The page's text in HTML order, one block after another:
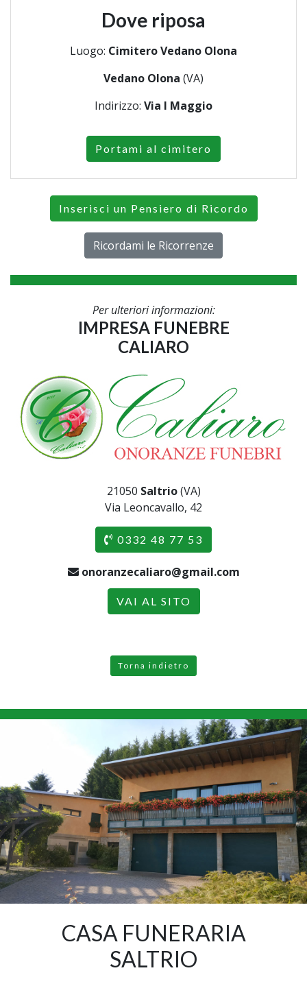
Dove riposa
Luogo: Cimitero Vedano Olona
Vedano Olona (VA)
Indirizzo: Via I Maggio
Portami al cimitero
Inserisci un Pensiero di Ricordo
Ricordami le Ricorrenze
Per ulteriori informazioni:
IMPRESA FUNEBRE
CALIARO
21050 Saltrio(VA)
Via Leoncavallo, 42
0332 48 77 53
onoranzecaliaro@gmail.com
VAI AL SITO
Torna indietro
CASA FUNERARIA
SALTRIO